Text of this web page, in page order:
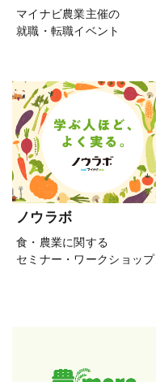
マイナビ農業主催の
就職・転職イベント
ノウラボ
食・農業に関する
セミナー・ワークショップ